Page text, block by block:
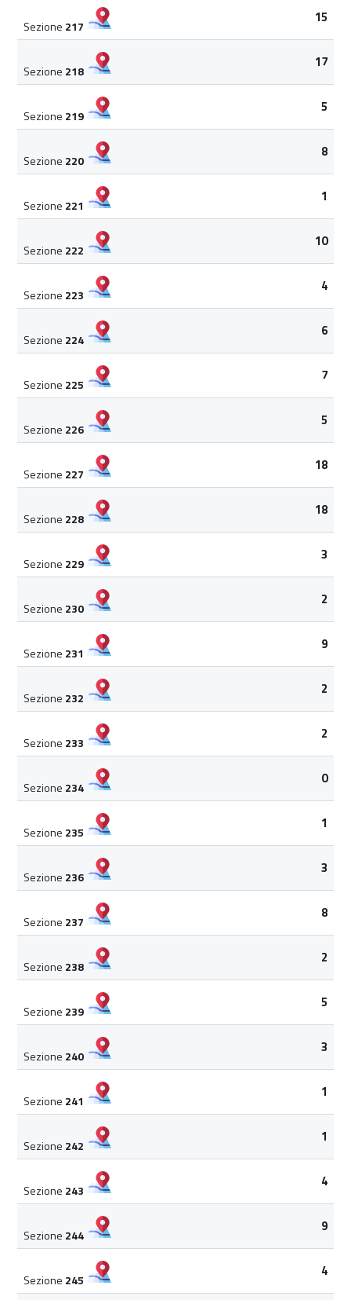
Sezione 217
15
Sezione 218
17
Sezione 219
5
Sezione 220
8
Sezione 221
1
Sezione 222
10
Sezione 223
4
Sezione 224
6
Sezione 225
7
Sezione 226
5
Sezione 227
18
Sezione 228
18
Sezione 229
3
Sezione 230
2
Sezione 231
9
Sezione 232
2
Sezione 233
2
Sezione 234
0
Sezione 235
1
Sezione 236
3
Sezione 237
8
Sezione 238
2
Sezione 239
5
Sezione 240
3
Sezione 241
1
Sezione 242
1
Sezione 243
4
Sezione 244
9
Sezione 245
4